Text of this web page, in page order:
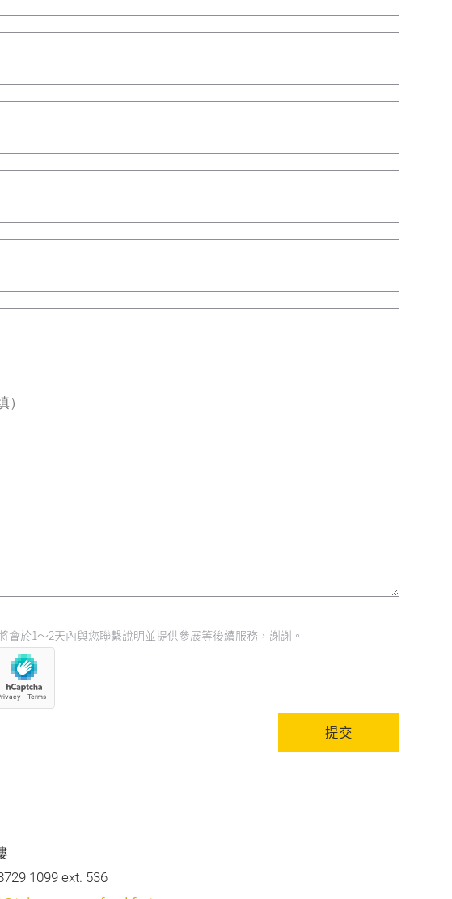
於1～2天內與您聯繫說明並提供參展等後續服務，謝謝。
提交
1099 ext. 536